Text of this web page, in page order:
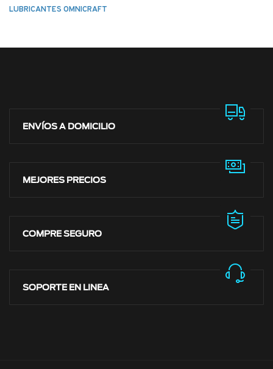
LUBRICANTES OMNICRAFT
ENVÍOS A DOMICILIO
MEJORES PRECIOS
COMPRE SEGURO
SOPORTE EN LINEA